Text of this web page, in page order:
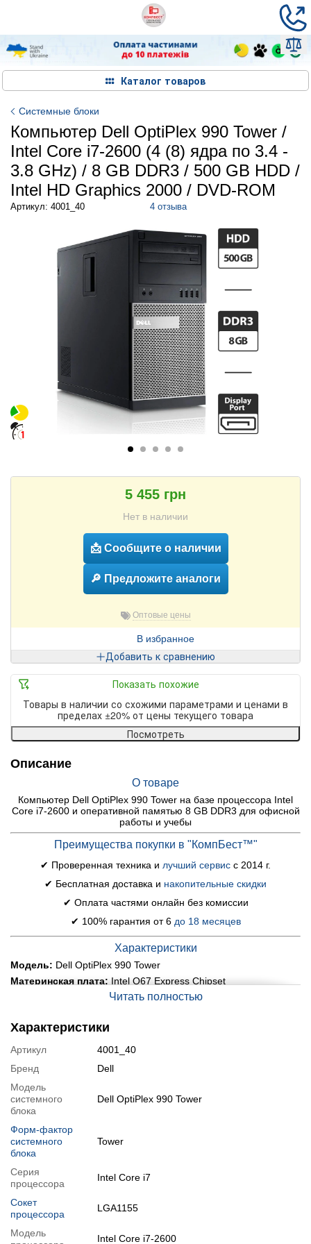
Каталог товаров
Системные блоки
Компьютер Dell OptiPlex 990 Tower /
Intel Core i7-2600 (4 (8) ядра по 3.4 -
3.8 GHz) / 8 GB DDR3 / 500 GB HDD /
Intel HD Graphics 2000 / DVD-ROM
Артикул: 4001_40 4 отзыва
5 455 грн
Нет в наличии
📩 Сообщите о наличии
🔎 Предложите аналоги
Оптовые цены
В избранное
Добавить к сравнению
Показать похожие
Товары в наличии со схожими параметрами и ценами в
пределах ±20% от цены текущего товара
Посмотреть
Описание
О товаре
Компьютер Dell OptiPlex 990 Tower на базе процессора Intel
Core i7-2600 и оперативной памятью 8 GB DDR3 для офисной
работы и учебы
Преимущества покупки в "КомпБест™"
✔ Проверенная техника и лучший сервис с 2014 г.
✔ Бесплатная доставка и накопительные скидки
✔ Оплата частями онлайн без комиссии
✔ 100% гарантия от 6 до 18 месяцев
Характеристики
Модель: Dell OptiPlex 990 Tower
Материнская плата: Intel Q67 Express Chipset
Intel Core i7-2600 (4 (8) ядра по 3.4 - 3.8 GHz), 8
Оперативная память:
Графика:
интегрированная Intel HD Graphics 2000 (до 1792
MB с ОЗУ)
Порты:
Audio,1x LAN (RJ-45)
Оптический привод:
Блок питания:
Состояние:
класс А (хорошее состояние; без дефектов; могут
быть следы обычного использования)
Операционная система:
Возможна модификация:
1.Увеличение объёма RAM
Читать полностью
Характеристики
Артикул
4001_40
Бренд
Dell
Модель
системного
блока
Dell OptiPlex 990 Tower
Форм-фактор
системного
блока
Tower
Серия
процессора
Intel Core i7
Сокет
процессора
LGA1155
Модель
Intel Core i7-2600